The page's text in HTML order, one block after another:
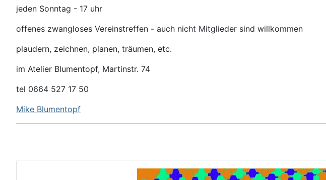
jeden Sonntag - 17 uhr
offenes zwangloses Vereinstreffen - auch nicht Mitglieder sind willkommen
plaudern, zeichnen, planen, träumen, etc.
im Atelier Blumentopf, Martinstr. 74
tel 0664 527 17 50
Mike Blumentopf